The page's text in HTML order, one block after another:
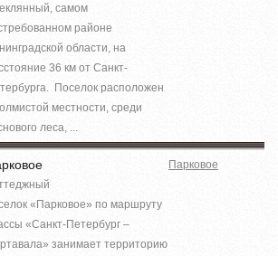
самом
районе
области, на
36 км от Санкт-
Поселок расположен
местности, среди
леса, ...
«Парковое» по маршруту
«Санкт-Петербург –
занимает территорию
Парковое